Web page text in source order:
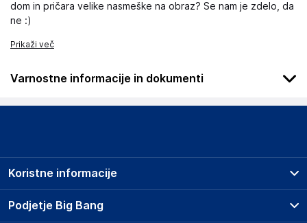
dom in pričara velike nasmeške na obraz? Se nam je zdelo, da
ne :)
Prikaži več
Varnostne informacije in dokumenti
Podatki o proizvajalcu
Funko LLC
USA
Podjetje Big Bang
Koristne informacije
Prodajna mesta